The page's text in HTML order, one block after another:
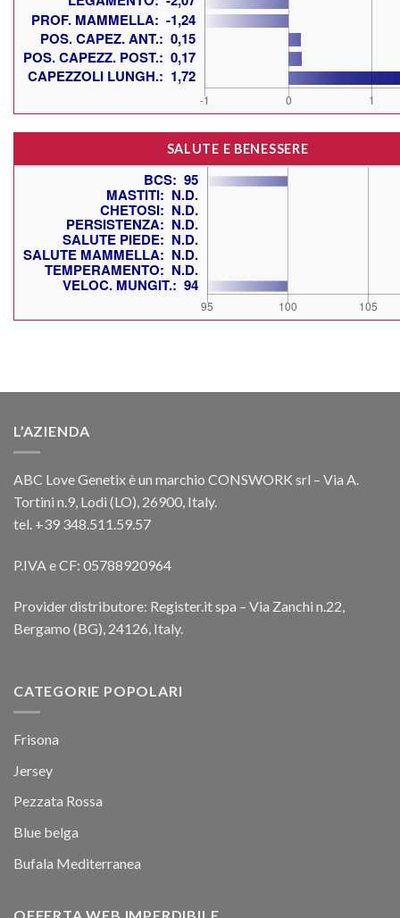
SALUTE E BENESSERE
L’AZIENDA
ABC Love Genetix è un marchio CONSWORK srl – Via A.
Tortini n.9, Lodi (LO), 26900, Italy.
tel. +39 348.511.59.57
P.IVA e CF: 05788920964
Provider distributore: Register.it spa – Via Zanchi n.22,
Bergamo (BG), 24126, Italy.
CATEGORIE POPOLARI
Frisona
Jersey
Pezzata Rossa
Blue belga
Bufala Mediterranea